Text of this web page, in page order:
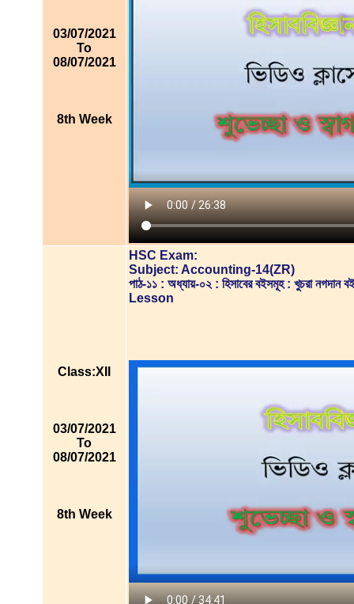
03/07/2021
To
08/07/2021
8th Week
Class:XII
03/07/2021
To
08/07/2021
8th Week
HSC Exam:
Subject: Accounting-14(ZR)
পাঠ-১১ : অধ্যায়-০২ : হিসাবের বইসমূহ : খুচরা
Lesson